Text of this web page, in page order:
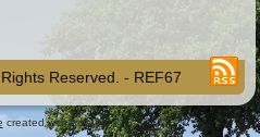
Reserved. - REF67
created with Artisteer.